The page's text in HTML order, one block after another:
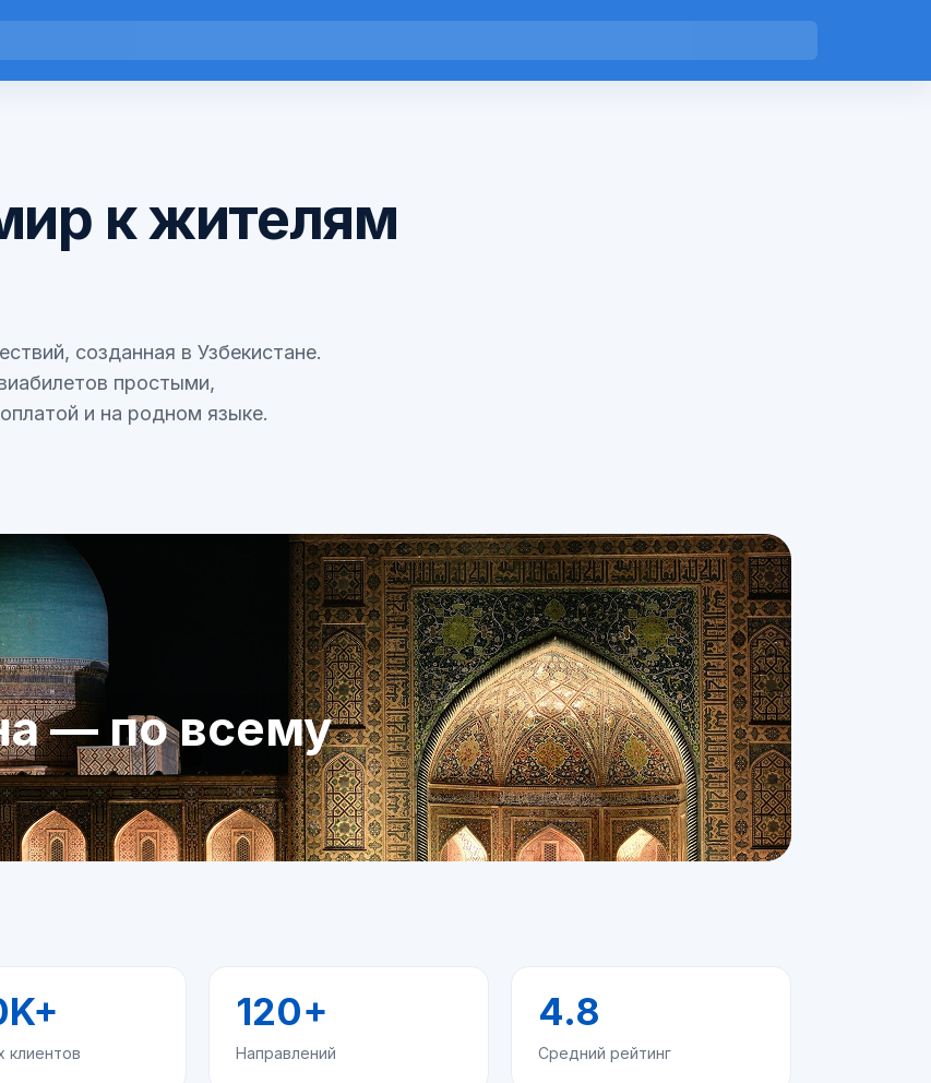
к жителям
созданная в Узбекистане.
простыми,
и на родном языке.
— по всему
клиентов
120+
Направлений
4.8
Средний рейтинг